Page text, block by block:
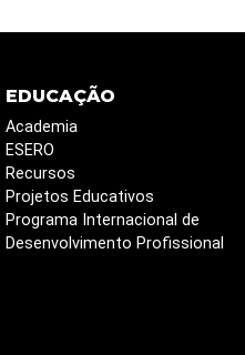
EDUCAÇÃO
Academia
ESERO
Recursos
Projetos Educativos
Programa Internacional de
Desenvolvimento Profissional